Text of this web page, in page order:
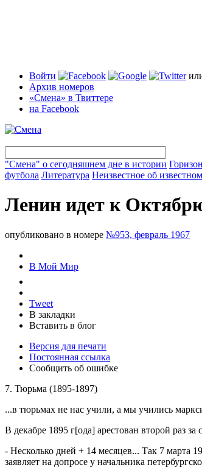
Войти
Архив номеров
«Смена» в Твиттере
на Facebook
"Смена" о сегодняшнем дне в истории
футбола Литература Неизвестное об известном
Ленин идет к
опубликовано в номере №953, февраль 1967
В Мой Мир
Tweet
В закладки
Вставить в блог
Версия для печати
Постоянная ссылка
Сообщить об ошибке
7. Тюрьма (1895-1897)
...в тюрьмах не нас учили, а мы учились
В декабре 1895 г[ода] арестован второй раз
- Несколько дней + 14 месяцев... Так 7 марта
заявляет на допросе у начальника